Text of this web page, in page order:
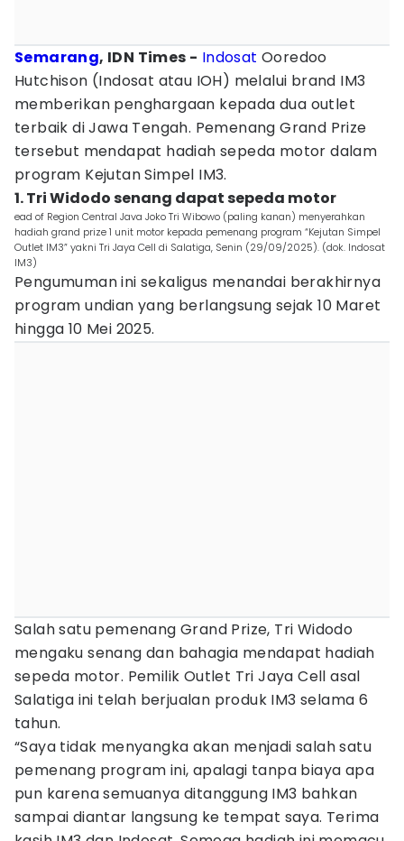
Semarang, IDN Times - Indosat Ooredoo
Hutchison (Indosat atau IOH) melalui brand IM3
memberikan penghargaan kepada dua outlet
terbaik di Jawa Tengah. Pemenang Grand Prize
tersebut mendapat hadiah sepeda motor dalam
program Kejutan Simpel IM3.
1. Tri Widodo senang dapat sepeda motor
ead of Region Central Java Joko Tri Wibowo (paling kanan) menyerahkan
hadiah grand prize 1 unit motor kepada pemenang program “Kejutan Simpel
Outlet IM3” yakni Tri Jaya Cell di Salatiga, Senin (29/09/2025). (dok. Indosat
IM3)
Pengumuman ini sekaligus menandai berakhirnya
program undian yang berlangsung sejak 10 Maret
hingga 10 Mei 2025.
Salah satu pemenang Grand Prize, Tri Widodo
mengaku senang dan bahagia mendapat hadiah
sepeda motor. Pemilik Outlet Tri Jaya Cell asal
Salatiga ini telah berjualan produk IM3 selama 6
tahun.
“Saya tidak menyangka akan menjadi salah satu
pemenang program ini, apalagi tanpa biaya apa
pun karena semuanya ditanggung IM3 bahkan
sampai diantar langsung ke tempat saya. Terima